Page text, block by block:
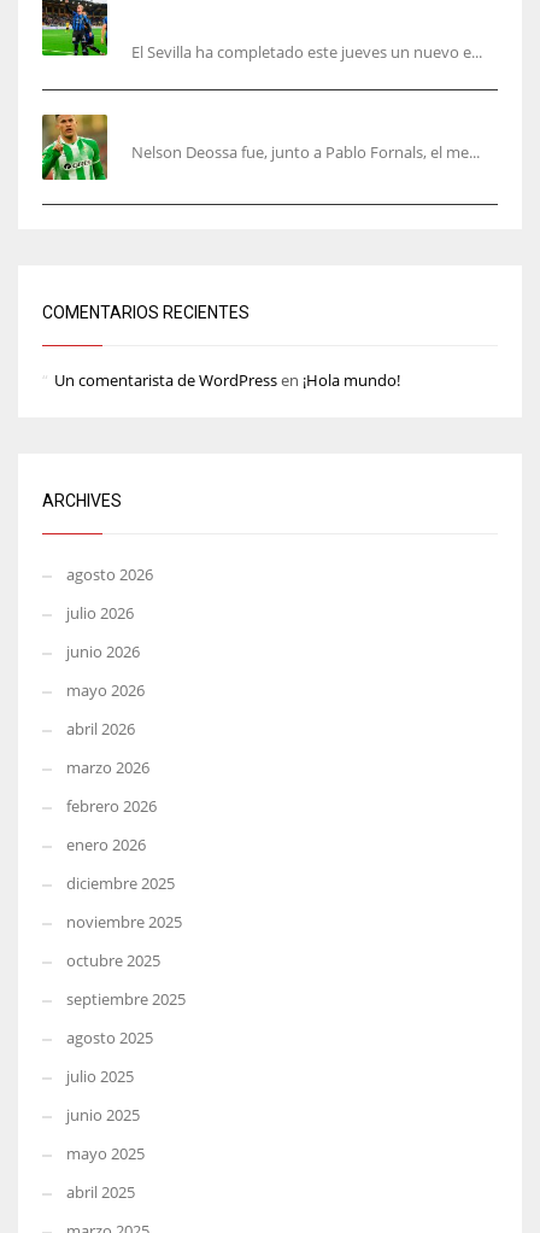
El Sevilla ha completado este jueves un nuevo e...
Nelson Deossa fue, junto a Pablo Fornals, el me...
COMENTARIOS RECIENTES
Un comentarista de WordPressen ¡Hola mundo!
ARCHIVES
agosto 2026
julio 2026
junio 2026
mayo 2026
abril 2026
marzo 2026
febrero 2026
enero 2026
diciembre 2025
noviembre 2025
octubre 2025
septiembre 2025
agosto 2025
julio 2025
junio 2025
mayo 2025
abril 2025